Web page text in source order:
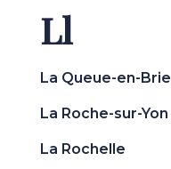
Ll
La Queue-en-Brie
La Roche-sur-Yon
La Rochelle